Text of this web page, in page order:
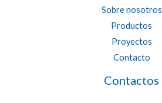
Sobre nosotros
Productos
Proyectos
Contacto
Contactos